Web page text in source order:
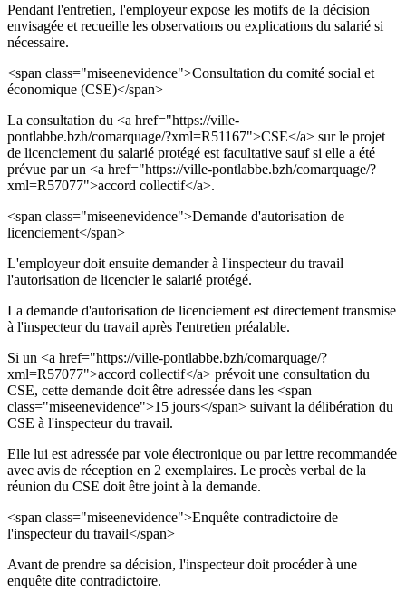
Pendant l'entretien, l'employeur expose les motifs de la décision
envisagée et recueille les observations ou explications du salarié si
nécessaire.
<span class="miseenevidence">Consultation du comité social et
économique (CSE)</span>
La consultation du <a href="https://ville-
pontlabbe.bzh/comarquage/?xml=R51167">CSE</a> sur le projet
de licenciement du salarié protégé est facultative sauf si elle a été
prévue par un <a href="https://ville-pontlabbe.bzh/comarquage/?
xml=R57077">accord collectif</a>.
<span class="miseenevidence">Demande d'autorisation de
licenciement</span>
L'employeur doit ensuite demander à l'inspecteur du travail
l'autorisation de licencier le salarié protégé.
La demande d'autorisation de licenciement est directement transmise
à l'inspecteur du travail après l'entretien préalable.
Si un <a href="https://ville-pontlabbe.bzh/comarquage/?
xml=R57077">accord collectif</a> prévoit une consultation du
CSE, cette demande doit être adressée dans les <span
class="miseenevidence">15 jours</span> suivant la délibération du
CSE à l'inspecteur du travail.
Elle lui est adressée par voie électronique ou par lettre recommandée
avec avis de réception en 2 exemplaires. Le procès verbal de la
réunion du CSE doit être joint à la demande.
<span class="miseenevidence">Enquête contradictoire de
l'inspecteur du travail</span>
Avant de prendre sa décision, l'inspecteur doit procéder à une
enquête dite contradictoire.